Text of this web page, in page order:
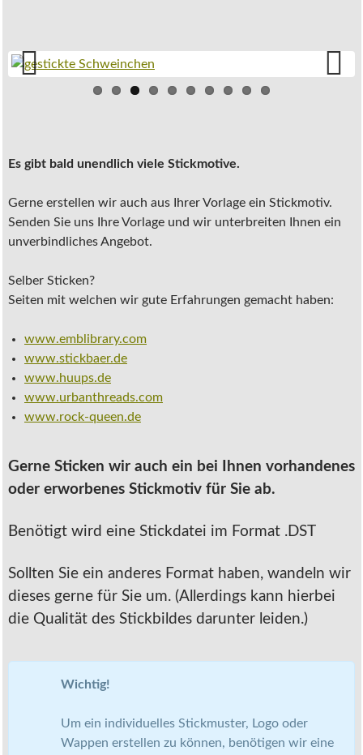
Es gibt bald unendlich viele Stickmotive.
Gerne erstellen wir auch aus Ihrer Vorlage ein Stickmotiv.
Senden Sie uns Ihre Vorlage und wir unterbreiten Ihnen ein
unverbindliches Angebot.
Selber Sticken?
Seiten mit welchen wir gute Erfahrungen gemacht haben:
www.emblibrary.com
www.stickbaer.de
www.huups.de
www.urbanthreads.com
www.rock-queen.de
Gerne Sticken wir auch ein bei Ihnen vorhandenes
oder erworbenes Stickmotiv für Sie ab.
Benötigt wird eine Stickdatei im Format .DST
Sollten Sie ein anderes Format haben, wandeln wir
dieses gerne für Sie um. (Allerdings kann hierbei
die Qualität des Stickbildes darunter leiden.)
Wichtig!
Um ein individuelles Stickmuster, Logo oder
Wappen erstellen zu können, benötigen wir eine